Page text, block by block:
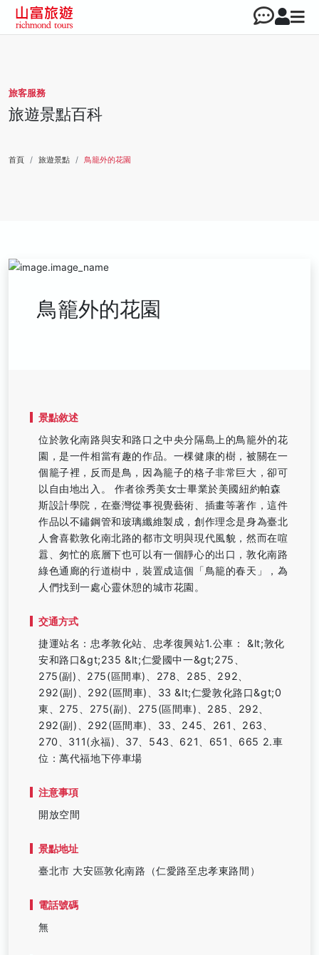
旅客服務
旅遊景點百科
首頁 旅遊景點 鳥籠外的花園
鳥籠外的花園
景點敘述
位於敦化南路與安和路口之中央分隔島上的鳥籠外的花
園，是一件相當有趣的作品。一棵健康的樹，被關在一
個籠子裡，反而是鳥，因為籠子的格子非常巨大，卻可
以自由地出入。 作者徐秀美女士畢業於美國紐約帕森
斯設計學院，在臺灣從事視覺藝術、插畫等著作，這件
作品以不鏽鋼管和玻璃纖維製成，創作理念是身為臺北
人會喜歡敦化南北路的都市文明與現代風貌，然而在喧
囂、匆忙的底層下也可以有一個靜心的出口，敦化南路
綠色通廊的行道樹中，裝置成這個「鳥籠的春天」，為
人們找到一處心靈休憩的城市花園。
交通方式
捷運站名：忠孝敦化站、忠孝復興站1.公車： &lt;敦化
安和路口&gt;235 &lt;仁愛國中一&gt;275、
275(副)、275(區間車)、278、285、292、
292(副)、292(區間車)、33 &lt;仁愛敦化路口&gt;0
東、275、275(副)、275(區間車)、285、292、
292(副)、292(區間車)、33、245、261、263、
270、311(永福)、37、543、621、651、665 2.車
位：萬代福地下停車場
注意事項
開放空間
景點地址
臺北市 大安區敦化南路（仁愛路至忠孝東路間）
電話號碼
無